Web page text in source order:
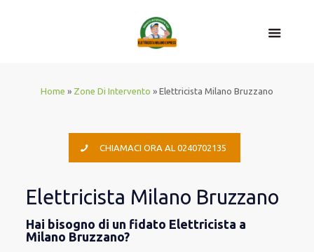
Home » Zone Di Intervento » Elettricista Milano Bruzzano
CHIAMACI ORA AL 0240702135
Elettricista Milano Bruzzano
Hai bisogno di un fidato Elettricista a
Milano Bruzzano?